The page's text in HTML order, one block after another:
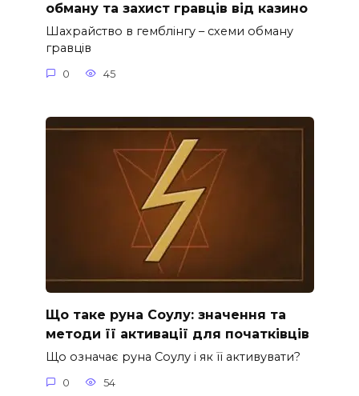
обману та захист гравців від казино
Шахрайство в гемблінгу – схеми обману
гравців
0 45
Що таке руна Соулу: значення та
методи її активації для початківців
Що означає руна Соулу і як її активувати?
0 54